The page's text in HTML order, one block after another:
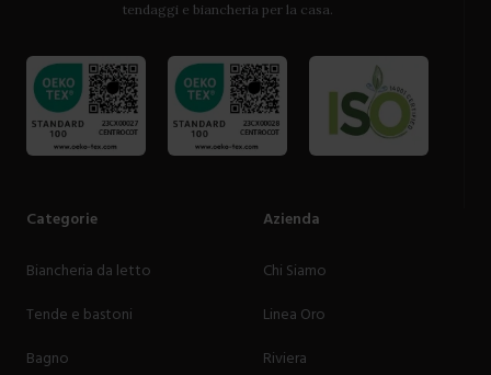
tendaggi e biancheria per la casa.
Categorie
Biancheria da letto
Tende e bastoni
Bagno
Azienda
Chi Siamo
Linea Oro
Riviera